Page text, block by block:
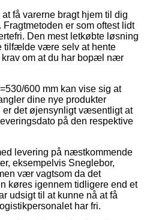
få varerne bragt hjem til dig
er som oftest lidt
Den mest letkøbte løsning
tilfælde være selv at hente
krav om at du har bopæl nær
600 mm kan vise sig at
dine nye produkter
er det øjensynligt væsentligt at
på den respektive
levering på næstkommende
eksempelvis Sneglebor,
vær vagtsom da det
køres igennem tidligere end et
udsigt til at kunne nå at få
har fri.